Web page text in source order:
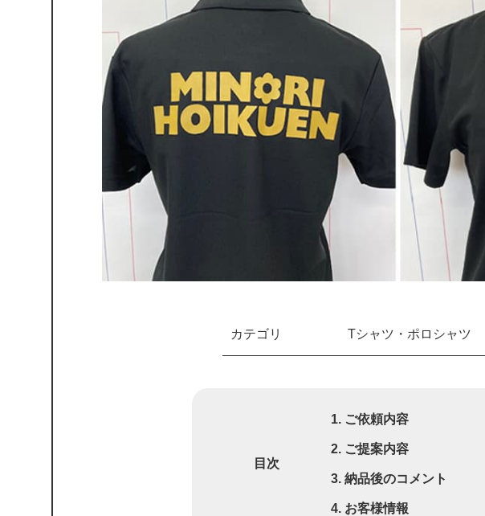
カテゴリ Tシャツ・ポロシャツ
目次
ご依頼内容
ご提案内容
納品後のコメント
お客様情報